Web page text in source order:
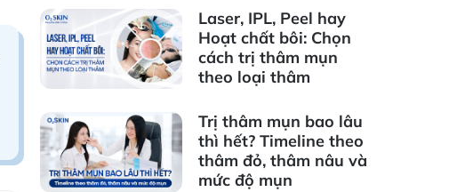
Laser, IPL, Peel hay
Hoạt chất bôi: Chọn
cách trị thâm mụn
theo loại thâm
Trị thâm mụn bao lâu
thì hết? Timeline theo
thâm đỏ, thâm nâu và
mức độ mụn